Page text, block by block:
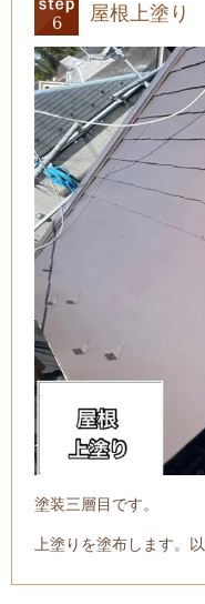
屋根上塗り
塗装三層目です。
上塗りを塗布します。